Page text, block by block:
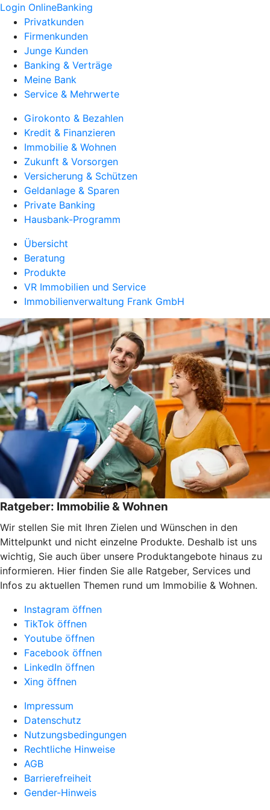
Login OnlineBanking
Privatkunden
Firmenkunden
Junge Kunden
Banking & Verträge
Meine Bank
Service & Mehrwerte
Girokonto & Bezahlen
Kredit & Finanzieren
Immobilie & Wohnen
Zukunft & Vorsorgen
Versicherung & Schützen
Geldanlage & Sparen
Private Banking
Hausbank-Programm
Übersicht
Beratung
Produkte
VR Immobilien und Service
Immobilienverwaltung Frank GmbH
Ratgeber: Immobilie & Wohnen
Wir stellen Sie mit Ihren Zielen und Wünschen in den
Mittelpunkt und nicht einzelne Produkte. Deshalb ist uns
wichtig, Sie auch über unsere Produktangebote hinaus zu
informieren. Hier finden Sie alle Ratgeber, Services und
Infos zu aktuellen Themen rund um Immobilie & Wohnen.
Instagram öffnen
TikTok öffnen
Youtube öffnen
Facebook öffnen
LinkedIn öffnen
Xing öffnen
Impressum
Datenschutz
Nutzungsbedingungen
Rechtliche Hinweise
AGB
Barrierefreiheit
Gender-Hinweis